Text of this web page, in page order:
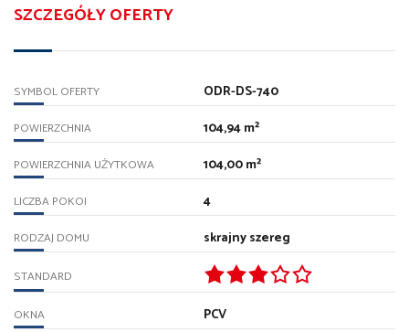
SZCZEGÓŁY OFERTY
SYMBOL OFERTY ODR-DS-740
POWIERZCHNIA 104,94 m²
POWIERZCHNIA UŻYTKOWA 104,00 m²
LICZBA POKOI 4
RODZAJ DOMU skrajny szereg
STANDARD
OKNA PCV